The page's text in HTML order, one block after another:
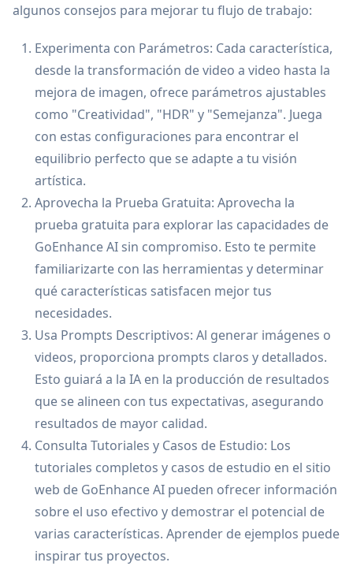
algunos consejos para mejorar tu flujo de trabajo:
Experimenta con Parámetros: Cada característica,
desde la transformación de video a video hasta la
mejora de imagen, ofrece parámetros ajustables
como "Creatividad", "HDR" y "Semejanza". Juega
con estas configuraciones para encontrar el
equilibrio perfecto que se adapte a tu visión
artística.
Aprovecha la Prueba Gratuita: Aprovecha la
prueba gratuita para explorar las capacidades de
GoEnhance AI sin compromiso. Esto te permite
familiarizarte con las herramientas y determinar
qué características satisfacen mejor tus
necesidades.
Usa Prompts Descriptivos: Al generar imágenes o
videos, proporciona prompts claros y detallados.
Esto guiará a la IA en la producción de resultados
que se alineen con tus expectativas, asegurando
resultados de mayor calidad.
Consulta Tutoriales y Casos de Estudio: Los
tutoriales completos y casos de estudio en el sitio
web de GoEnhance AI pueden ofrecer información
sobre el uso efectivo y demostrar el potencial de
varias características. Aprender de ejemplos puede
inspirar tus proyectos.